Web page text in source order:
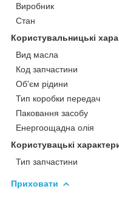
Виробник
Стан
Користувальницькі
Вид масла
Код запчастини
Об'єм рідини
Тип коробки передач
Паковання засобу
Енергоощадна олія
Користувацькi
Тип запчастини
Приховати